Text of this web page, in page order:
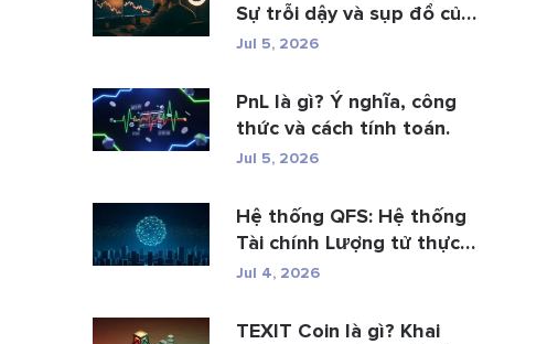
Sự trỗi dậy và sụp đổ của
BitB...
Jul 5, 2026
PnL là gì? Ý nghĩa, công
thức và cách tính toán.
Jul 5, 2026
Hệ thống QFS: Hệ thống
Tài chính Lượng tử thực
s�...
Jul 4, 2026
TEXIT Coin là gì? Khai